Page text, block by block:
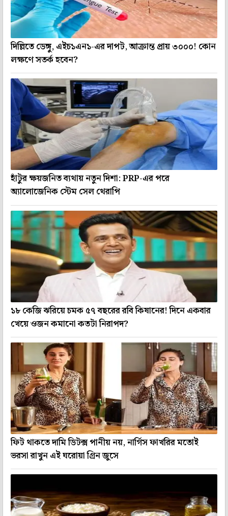
দিল্লিতে ডেঙ্গু, এইচ১এন১-এর দাপট, আক্রান্ত প্রায় ৩০০০! কোন
লক্ষণে সতর্ক হবেন?
হাঁটুর ক্ষয়জনিত ব্যথায় নতুন দিশা: PRP-এর পরে
অ্যালোজেনিক স্টেম সেল থেরাপি
১৮ কেজি ঝরিয়ে চমক ৫৭ বছরের রবি কিষানের! দিনে একবার
খেয়ে ওজন কমানো কতটা নিরাপদ?
ফিট থাকতে দামি ডিটক্স পানীয় নয়, নার্গিস ফাখরির মতোই
ভরসা রাখুন এই ঘরোয়া গ্রিন জুসে